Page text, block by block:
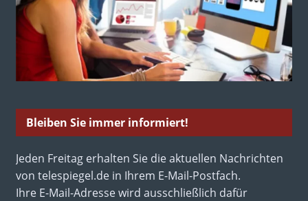
Bleiben Sie immer informiert!
Jeden Freitag erhalten Sie die aktuellen Nachrichten
von telespiegel.de in Ihrem E-Mail-Postfach.
Ihre E-Mail-Adresse wird ausschließlich dafür